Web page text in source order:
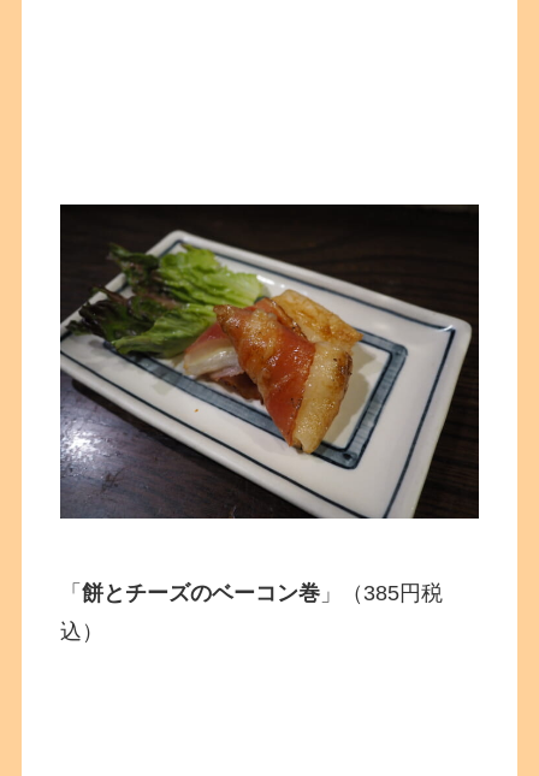
「餅とチーズのベーコン巻 」（385円税
込）